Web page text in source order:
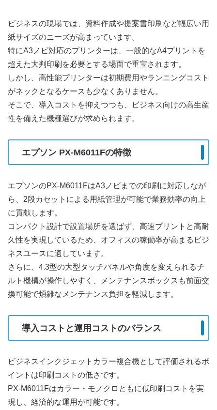
ビジネスの現場では、資料作成や提案書印刷など幅広い用
紙サイズのニーズが高まっています。
特にA3ノビ対応のプリンターは、一般的なA4プリントを
超えた大判印刷を必要とする場面で重宝されます。
しかし、高性能プリンターは初期費用やランニングコスト
がネックとなるケースも少なくありません。
そこで、導入コストを抑えつつも、ビジネス向けの高生産
性を備えた機種選びが求められます。
エプソン PX-M6011Fの特徴
エプソンのPX-M6011FはA3ノビまでの印刷に対応しなが
ら、2段カセットによる用紙管理が可能で業務効率の向上
に貢献します。
コンパクト設計で設置場所を選ばず、高速プリントと高耐
久性を実現しているため、オフィスの稼働率が高まるビジ
ネスユースに適しています。
さらに、4.3型の大型タッチパネルや角度を変えられるチ
ルト機構が操作しやすく、メンテナンスボックスも前面交
換可能で煩雑なメンテナンス負担を軽減します。
導入コストと運用コストのバランス
ビジネスインクジェットカラー複合機として評価されるポ
イントは印刷コストの低さです。
PX-M6011Fはカラー・モノクロともに低印刷コストを実
現し、経済的な運用が可能です。